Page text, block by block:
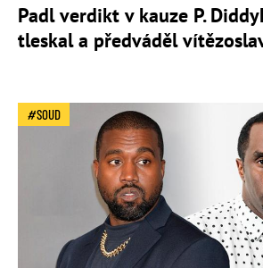
Padl verdikt v kauze P.
tleskal a předváděl
SOUD